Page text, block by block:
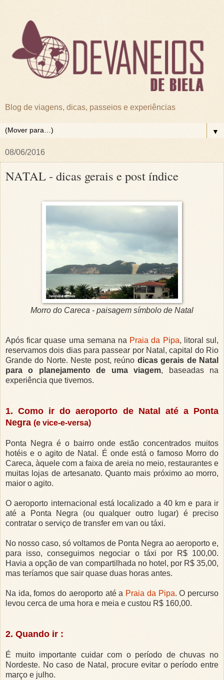
Blog de viagens, dicas, passeios e experiências
▼
08/06/2016
NATAL - dicas gerais e post índice
Morro do Careca - paisagem símbolo de Natal
Após ficar quase uma semana na Praia da Pipa, litoral sul,
reservamos dois dias para passear por Natal, capital do Rio
Grande do Norte. Neste post, reúno dicas gerais de Natal
para o planejamento de uma viagem, baseadas na
experiência que tivemos.
1. Como ir do aeroporto de Natal até a Ponta
Negra (e vice-e-versa)
Ponta Negra é o bairro onde estão concentrados muitos
hotéis e o agito de Natal. É onde está o famoso Morro do
Careca, àquele com a faixa de areia no meio, restaurantes e
muitas lojas de artesanato. Quanto mais próximo ao morro,
maior o agito.
O aeroporto internacional está localizado a 40 km e para ir
até a Ponta Negra (ou qualquer outro lugar) é preciso
contratar o serviço de transfer em van ou táxi.
No nosso caso, só voltamos de Ponta Negra ao aeroporto e,
para isso, conseguimos negociar o táxi por R$ 100,00.
Havia a opção de van compartilhada no hotel, por R$ 35,00,
mas teríamos que sair quase duas horas antes.
Na ida, fomos do aeroporto até a Praia da Pipa. O percurso
levou cerca de uma hora e meia e custou R$ 160,00.
2. Quando ir :
É muito importante cuidar com o período de chuvas no
Nordeste. No caso de Natal, procure evitar o período entre
março e julho.